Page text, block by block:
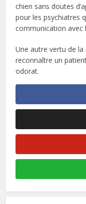
chien sans doutes
pour les psychiatres
communication avec
Une autre vertu de la
reconnaître un
odorat.